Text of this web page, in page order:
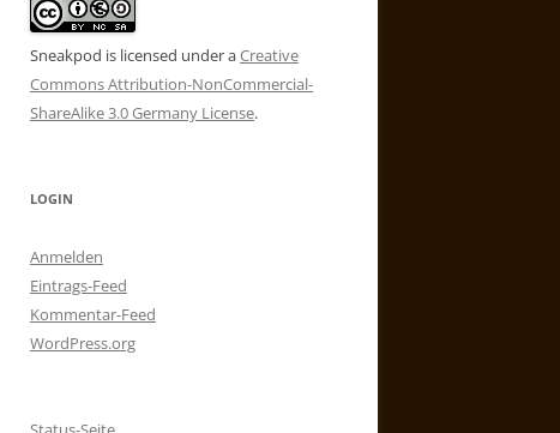
Sneakpod is licensed under aCreative
Commons Attribution-NonCommercial-
ShareAlike 3.0 Germany License.
LOGIN
Anmelden
Eintrags-Feed
Kommentar-Feed
WordPress.org